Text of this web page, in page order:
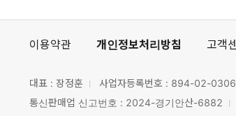
이용약관 개인정보처리방침 고객
대표 : 장정훈 사업자등록번호 : 894-02-
통신판매업 신고번호 : 2024-경기안산-6882